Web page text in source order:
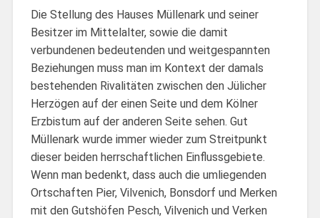
Die Stellung des Hauses Müllenark und seiner
Besitzer im Mittelalter, sowie die damit
verbundenen bedeutenden und weitgespannten
Beziehungen muss man im Kontext der damals
bestehenden Rivalitäten zwischen den Jülicher
Herzögen auf der einen Seite und dem Kölner
Erzbistum auf der anderen Seite sehen. Gut
Müllenark wurde immer wieder zum Streitpunkt
dieser beiden herrschaftlichen Einflussgebiete.
Wenn man bedenkt, dass auch die umliegenden
Ortschaften Pier, Vilvenich, Bonsdorf und Merken
mit den Gutshöfen Pesch, Vilvenich und Verken